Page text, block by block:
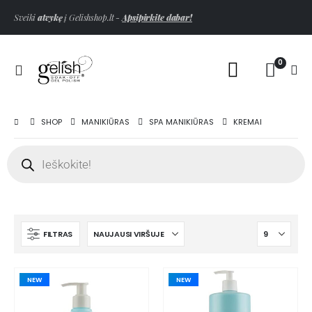
Sveikiatvykęį Gelishshop.lt -Apsipirkite dabar!
0
SHOP MANIKIŪRAS SPA MANIKIŪRAS KREMAI
FILTRAS
NEW NEW